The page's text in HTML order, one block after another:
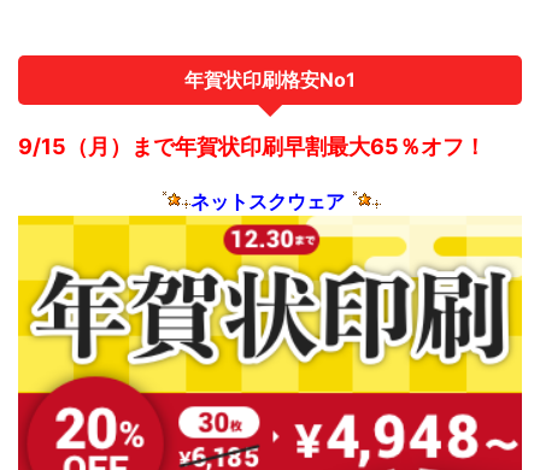
年賀状印刷格安No1
9/15（月）まで年賀状印刷早割最大65％オフ！
ネットスクウェア